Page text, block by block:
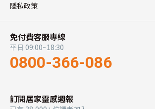
隱私政策
免付費客服專線
平日 09:00~18:30
0800-366-086
訂閱居家靈感週報